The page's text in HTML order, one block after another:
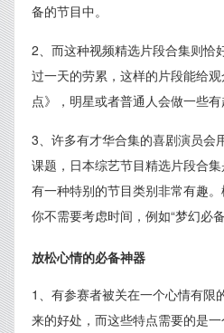
备的节目中。
2、而这种视频精选片段合集则恰
过一天的劳累，这样的片段能给
点》，明星或者普通人会做一些有
3、许多有才华合集的喜剧演员会
课题，日本综艺节目精选片段合
有一种特别的节目类别非常有趣
你不需要考虑时间，例如“梦幻必备
放松心情的必备神器
1、有参赛者被关在一个心情有限
来的好处，而这些特点需要的是一